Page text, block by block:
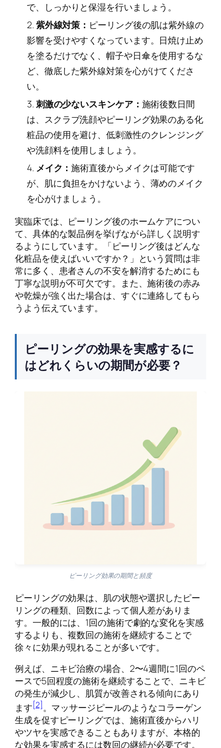
で、しっかりと保湿を行いましょう。
紫外線対策： ピーリング後の肌は紫外線の
影響を受けやすくなっています。日焼け止め
を塗るだけでなく、帽子や日傘を使用するな
ど、徹底した紫外線対策を心がけてくださ
い。
刺激の少ないスキンケア： 施術後数日間
は、スクラブ洗顔やピーリング効果のある化
粧品の使用を避け、低刺激性のクレンジング
や洗顔料を使用しましょう。
メイク：施術直後からメイクは可能です
が、肌に負担をかけないよう、薄めのメイク
を心がけましょう。
実臨床では、ピーリング後のホームケアについ
て、具体的な製品例を挙げながら詳しく説明す
るようにしています。「ピーリング後はどんな
化粧品を使えばいいですか？」という質問は非
常に多く、患者さんの不安を解消するためにも
丁寧な説明が不可欠です。また、施術後の赤み
や乾燥が強く出た場合は、すぐに連絡してもら
うよう伝えています。
ピーリングの効果を実感するに
はどれくらいの期間が必要？
ピーリング効果の期間と頻度
ピーリングの効果は、肌の状態や選択したピー
リングの種類、回数によって個人差がありま
す。一般的には、1回の施術で劇的な変化を実感
するよりも、複数回の施術を継続することで
徐々に効果が現れることが多いです。
例えば、ニキビ治療の場合、2〜4週間に1回のペ
ースで5回程度の施術を継続することで、ニキビ
の発生が減少し、肌質が改善される傾向にあり
ます[2]。マッサージピールのようなコラーゲン
生成を促すピーリングでは、施術直後からハリ
やツヤを実感できることもありますが、本格的
な効果を実感するには数回の継続が必要です。